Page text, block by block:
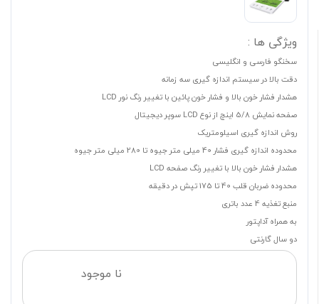
ویژگی ها :
سخنگو فارسی و انگلیسی
دقت بالا در سیستم اندازه گیری سه زمانه
هشدار فشار خون بالا و فشار خون پائین با تغییر رنگ نور LCD
صفحه نمایش 5/8 اینچ از نوع LCD سوپر دیجیتال
روش اندازه گیری اسیلومتریک
محدوده اندازه گیری فشار 40 میلی متر جیوه تا 280 میلی متر جیوه
هشدار فشار خون بالا با تغییر رنگ صفحه LCD
محدوده ضربان قلب 40 تا 175 تپش در دقیقه
منبع تغذیه 4 عدد باتری
به همراه آداپتور
دو سال گارنتی
نا موجود